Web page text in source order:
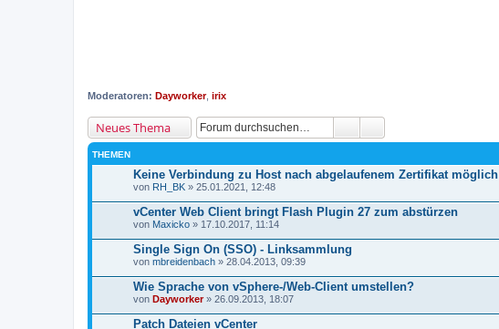
Moderatoren: Dayworker, irix
Neues Thema
THEMEN
Keine Verbindung zu Host nach abgelaufenem Zertifikat möglich
von RH_BK » 25.01.2021, 12:48
vCenter Web Client bringt Flash Plugin 27 zum abstürzen
von Maxicko » 17.10.2017, 11:14
Single Sign On (SSO) - Linksammlung
von mbreidenbach » 28.04.2013, 09:39
Wie Sprache von vSphere-/Web-Client umstellen?
von Dayworker» 26.09.2013, 18:07
Patch Dateien vCenter